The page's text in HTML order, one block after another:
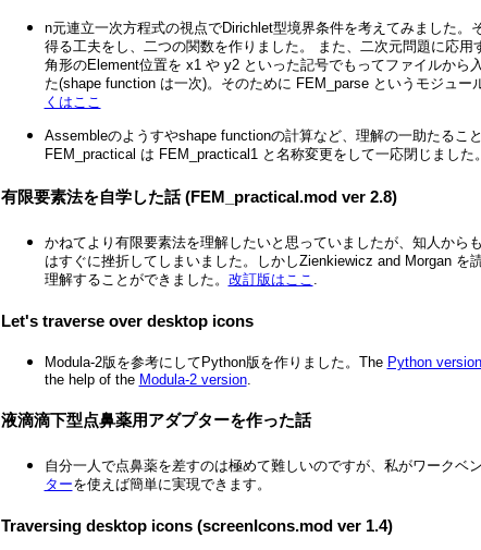
n元連立一次方程式の視点でDirichlet型境界条件を考えてみました。
得る工夫をし、二つの関数を作りました。 また、二次元問題に応用
角形のElement位置を x1 や y2 といった記号でもってファイルから
た(shape function は一次)。そのために FEM_parse というモジュー
くはここ
Assembleのようすやshape functionの計算など、理解の一助たるこ
FEM_practical は FEM_practical1 と名称変更をして一応閉じました。
有限要素法を自学した話 (FEM_practical.mod ver 2.8)
かねてより有限要素法を理解したいと思っていましたが、知人から
はすぐに挫折してしまいました。しかしZienkiewicz and Morgan を
理解することができました。 改訂版はここ
Let's traverse over desktop icons
Modula-2版を参考にしてPython版を作りました。The Python version
the help of the Modula-2 version.
液滴滴下型点鼻薬用アダプターを作った話
自分一人で点鼻薬を差すのは極めて難しいのですが、私がワークベ
ターを使えば簡単に実現できます。
Traversing desktop icons (screenIcons.mod ver 1.4)